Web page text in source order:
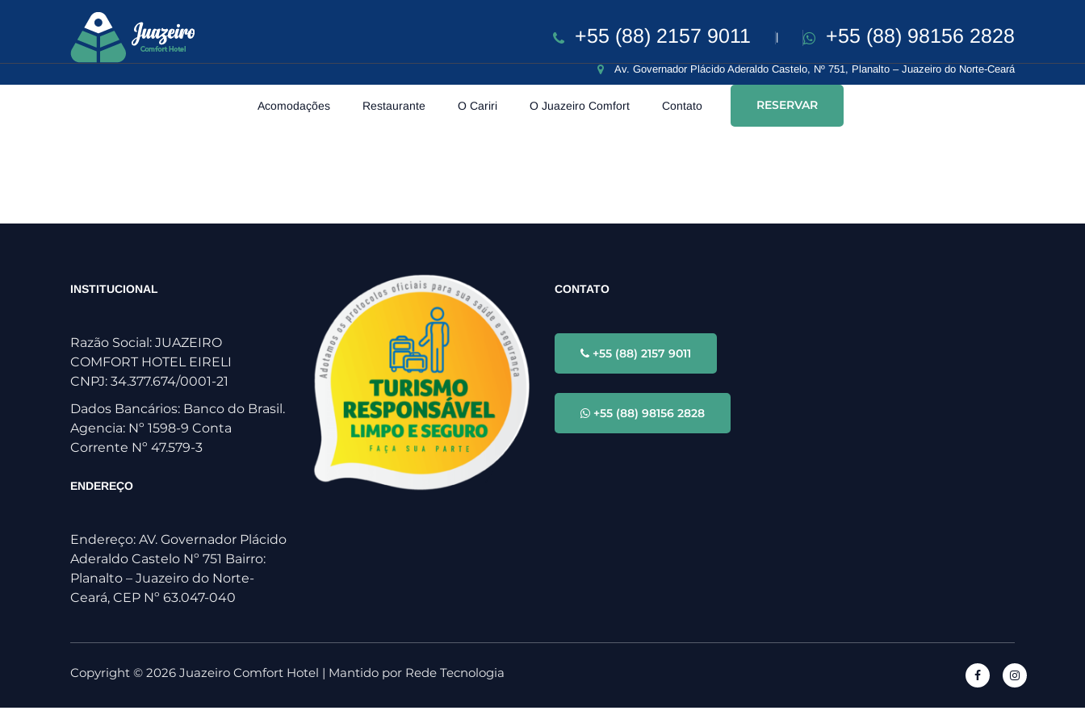
+55 (88) 2157 9011 | +55 (88) 98156 2828
Av. Governador Plácido Aderaldo Castelo, Nº 751, Planalto – Juazeiro do Norte-Ceará
Acomodações Restaurante O Cariri O Juazeiro Comfort Contato RESERVAR
INSTITUCIONAL
Razão Social: JUAZEIRO
COMFORT HOTEL EIRELI
CNPJ: 34.377.674/0001-21
Dados Bancários: Banco do Brasil.
Agencia: Nº 1598-9 Conta
Corrente Nº 47.579-3
ENDEREÇO
Endereço: AV. Governador Plácido
Aderaldo Castelo Nº 751 Bairro:
Planalto – Juazeiro do Norte-
Ceará, CEP Nº 63.047-040
CONTATO
+55 (88) 2157 9011
+55 (88) 98156 2828
Copyright © 2026 Juazeiro Comfort Hotel | Mantido por Rede Tecnologia